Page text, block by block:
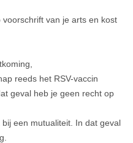
van je arts en kost
reeds het RSV-vaccin
geval heb je geen recht op
een mutualiteit. In dat geval